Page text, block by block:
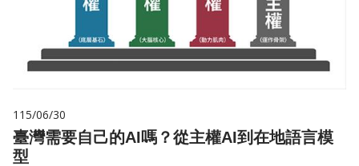
115/06/30
臺灣需要自己的AI嗎？從主權AI到在地語言模
型